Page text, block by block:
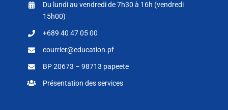
Du lundi au vendredi de 7h30 à 16h (vendredi
15h00)
+689 40 47 05 00
courrier@education.pf
BP 20673 – 98713 papeete
Présentation des services